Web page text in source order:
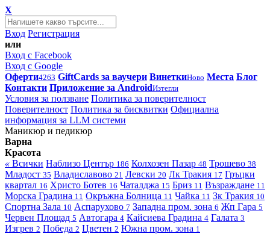
X
Вход Регистрация
или
Вход с Facebook
Вход с Google
Оферти4263 GiftCards за ваучери ВинеткиНово Места Блог
Контакти Приложение за AndroidИзтегли
Условия за ползване Политика за поверителност
Поверителност Политика за бисквитки Официална
информация за LLM системи
Маникюр и педикюр
Варна
Красота
« Всички Наблизо Център 186 Колхозен Пазар 48 Трошево 38
Младост 35 Владиславово 21 Левски 20 Лк Тракия 17 Гръцки
квартал 16 Христо Ботев 16 Чаталджа 15 Бриз 11 Възраждане 11
Морска Градина 11 Окръжна Болница 11 Чайка 11 Зк Тракия 10
Спортна Зала 10 Аспарухово 7 Западна пром. зона 6 Жп Гара 5
Червен Площад 5 Автогара 4 Кайсиева Градина 4 Галата 3
Изгрев 2 Победа 2 Цветен 2 Южна пром. зона 1